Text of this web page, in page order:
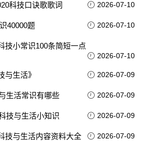
科技口诀歌歌词 2026-07-10
40000题 2026-07-10
技小常识100条简短一点
2026-07-10
与生活》 2026-07-09
生活常识有哪些 2026-07-09
技与生活小知识 2026-07-09
技与生活内容资料大全 2026-07-09